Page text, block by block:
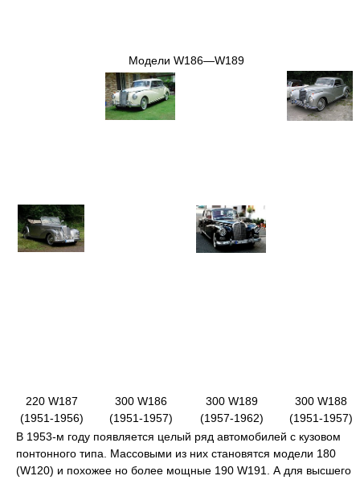
Модели W186—W189
220 W187
(1951-1956)
300 W186
(1951-1957)
300 W189
(1957-1962)
300 W188
(1951-1957)
В 1953-м году появляется целый ряд автомобилей с кузовом
понтонного типа. Массовыми из них становятся модели 180
(W120) и похожее но более мощные 190 W191. А для высшего